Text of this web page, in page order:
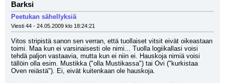
Barksi
Peetukan sähellyksiä
Viesti 44 - 24.05.2009 klo 18:24:21
Vitos stripistä sanon sen verran, että tuollaiset vitsit eivät oikeastaan
toimi. Maa kun ei varsinaisesti ole nimi... Tuolla logiikallasi voisi
tehdä paljon vastaavia, mutta kun ei niin ei. Hauskoja nimiä voisi
tällöin olla esim. Mustikka ("olla Mustikassa") tai Ovi ("kurkistaa
Oven reiästä"). Ei, eivät kuitenkaan ole hauskoja.